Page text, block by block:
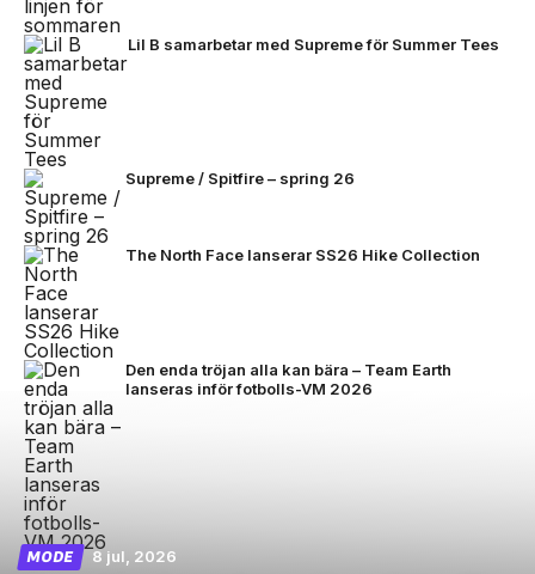
Lil B samarbetar med Supreme för Summer Tees
Supreme / Spitfire – spring 26
The North Face lanserar SS26 Hike Collection
Den enda tröjan alla kan bära – Team Earth
lanseras inför fotbolls-VM 2026
MODE 8 jul, 2026